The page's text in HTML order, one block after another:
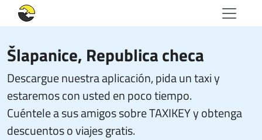
Šlapanice, Republica checa
Descargue nuestra aplicación, pida un taxi y
estaremos con usted en poco tiempo.
Cuéntele a sus amigos sobre TAXIKEY y obtenga
descuentos o viajes gratis.